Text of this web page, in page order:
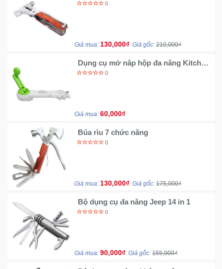
0
Giá mua: 130,000₫ Giá gốc: 210,000₫
Dụng cụ mở nắp hộp đa năng Kitchen
CanDo 0
Giá mua: 60,000₫
Búa rìu 7 chức năng
0
Giá mua: 130,000₫ Giá gốc: 175,000₫
Bộ dụng cụ đa năng Jeep 14 in 1
0
Giá mua: 90,000₫ Giá gốc: 155,000₫